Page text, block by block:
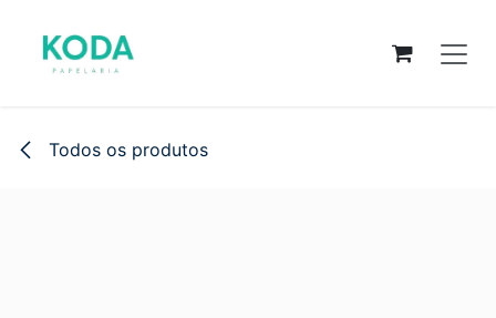
Todos os produtos